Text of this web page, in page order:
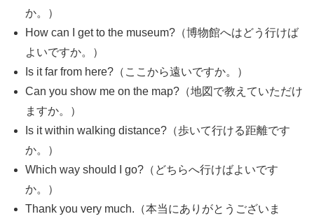
か。）
How can I get to the museum?（博物館へはどう行けば
よいですか。）
Is it far from here?（ここから遠いですか。）
Can you show me on the map?（地図で教えていただけ
ますか。）
Is it within walking distance?（歩いて行ける距離です
か。）
Which way should I go?（どちらへ行けばよいです
か。）
Thank you very much.（本当にありがとうございま